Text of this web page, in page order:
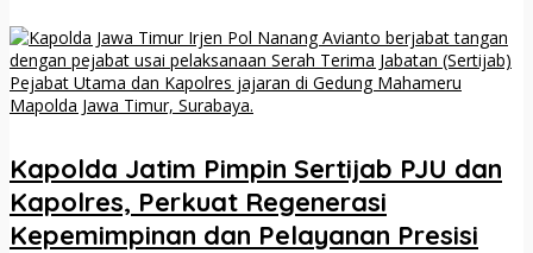
Kapolda Jatim Pimpin Sertijab PJU dan
Kapolres, Perkuat Regenerasi
Kepemimpinan dan Pelayanan Presisi